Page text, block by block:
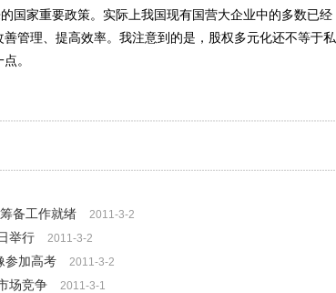
国家重要政策。实际上我国现有国营大企业中的多数已经
管理、提高效率。我注意到的是，股权多元化还不等于私
。
备工作就绪
2011-3-2
举行 2011-3-2
参加高考 2011-3-2
场竞争 2011-3-1